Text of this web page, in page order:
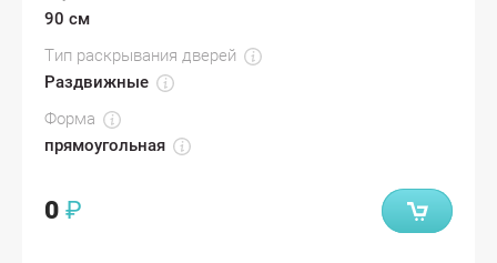
90 см
Тип раскрывания дверей
Раздвижные
Форма
прямоугольная
0 ₽